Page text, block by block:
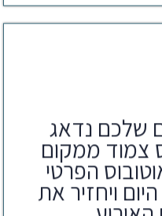
שלכם נדאג
צמוד ממקום
הפרטי
ויחזיר את